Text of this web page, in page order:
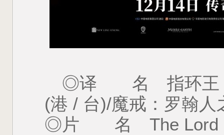
◎译 名 指环王：
(港 / 台)/魔戒：罗翰人
◎片 名 The Lord of